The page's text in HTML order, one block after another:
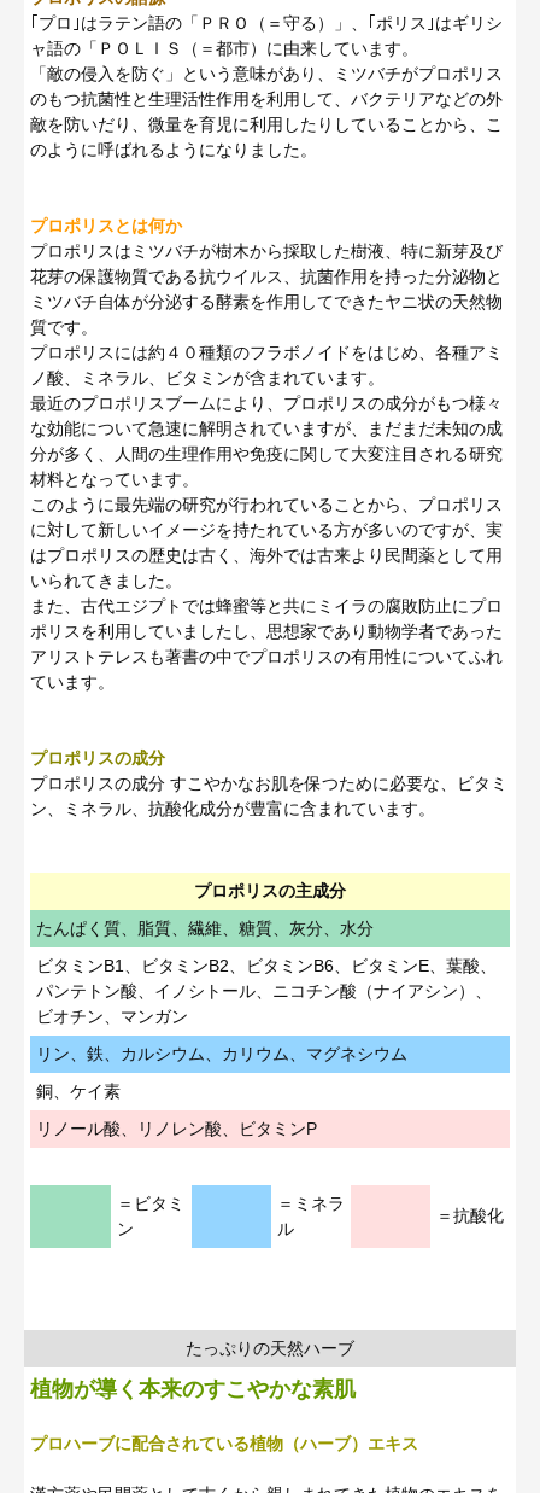
｢プロ｣はラテン語の「ＰＲＯ（＝守る）」、｢ポリス｣はギリシ
ャ語の「ＰＯＬＩＳ（＝都市）に由来しています。
「敵の侵入を防ぐ」という意味があり、ミツバチがプロポリス
のもつ抗菌性と生理活性作用を利用して、バクテリアなどの外
敵を防いだり、微量を育児に利用したりしていることから、こ
のように呼ばれるようになりました。
プロポリスとは何か
プロポリスはミツバチが樹木から採取した樹液、特に新芽及び
花芽の保護物質である抗ウイルス、抗菌作用を持った分泌物と
ミツバチ自体が分泌する酵素を作用してできたヤニ状の天然物
質です。
プロポリスには約４０種類のフラボノイドをはじめ、各種アミ
ノ酸、ミネラル、ビタミンが含まれています。
最近のプロポリスブームにより、プロポリスの成分がもつ様々
な効能について急速に解明されていますが、まだまだ未知の成
分が多く、人間の生理作用や免疫に関して大変注目される研究
材料となっています。
このように最先端の研究が行われていることから、プロポリス
に対して新しいイメージを持たれている方が多いのですが、実
はプロポリスの歴史は古く、海外では古来より民間薬として用
いられてきました。
また、古代エジプトでは蜂蜜等と共にミイラの腐敗防止にプロ
ポリスを利用していましたし、思想家であり動物学者であった
アリストテレスも著書の中でプロポリスの有用性についてふれ
ています。
プロポリスの成分
プロポリスの成分 すこやかなお肌を保つために必要な、ビタミ
ン、ミネラル、抗酸化成分が豊富に含まれています。
プロポリスの主成分
たんぱく質、脂質、繊維、糖質、灰分、水分
ビタミンB1、ビタミンB2、ビタミンB6、ビタミンE、葉酸、
パンテトン酸、イノシトール、ニコチン酸（ナイアシン）、
ビオチン、マンガン
リン、鉄、カルシウム、カリウム、マグネシウム
銅、ケイ素
リノール酸、リノレン酸、ビタミンP
＝ビタミ
ン
＝ミネラ
ル
＝抗酸化
たっぷりの天然ハーブ
植物が導く本来のすこやかな素肌
プロハーブに配合されている植物（ハーブ）エキス